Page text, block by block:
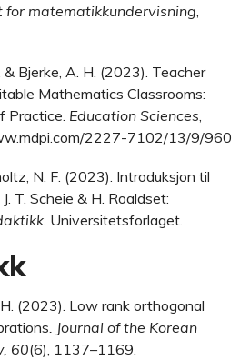
for matematikkundervisning
& Bjerke, A. H. (2023). Teacher
Mathematics Classrooms:
Practice. Education Sciences
2227-7102/13/9/960
N. F. (2023). Introduksjon til
T. Scheie & H. Roaldset:
. Universitetsforlaget.
H. (2023). Low rank orthogonal
. Journal of the Korean
60(6), 1137–1169.